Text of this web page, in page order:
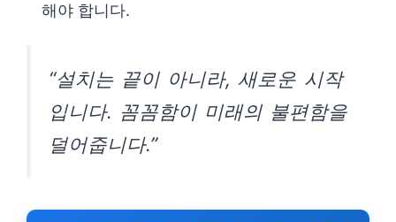
해야 합니다.
“설치는 끝이 아니라, 새로운 시작
입니다. 꼼꼼함이 미래의 불편함을
덜어줍니다.”